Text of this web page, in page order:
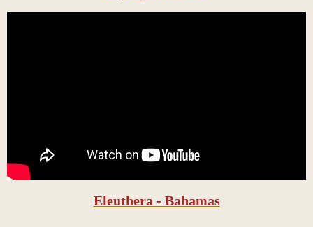
Eleuthera - Bahamas